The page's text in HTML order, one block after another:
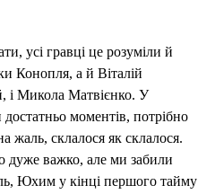
усі гравці це розуміли й
Конопля, а й Віталій
і Микола Матвієнко. У
моментів, потрібно
жаль, склалося як склалося.
дуже важко, але ми забили
Юхим у кінці першого тайму